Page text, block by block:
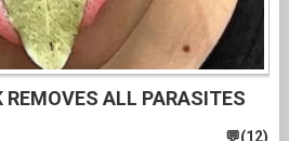
ALL PARASITES